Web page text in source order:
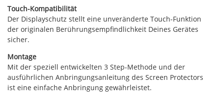
Touch-Kompatibilität
Der Displayschutz stellt eine unveränderte Touch-Funktion
der originalen Berührungsempfindlichkeit Deines Gerätes
sicher.
Montage
Mit der speziell entwickelten 3 Step-Methode und der
ausführlichen Anbringungsanleitung des Screen Protectors
ist eine einfache Anbringung gewährleistet.